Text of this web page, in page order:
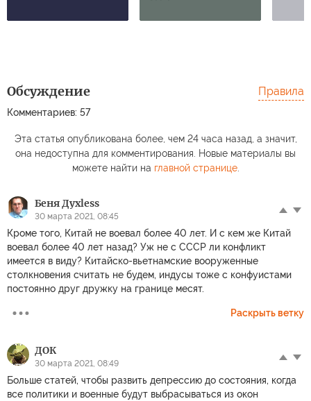
Обсуждение
Комментариев: 57
Правила
Эта статья опубликована более, чем 24 часа назад, а значит,
она недоступна для комментирования. Новые материалы вы
можете найти на главной странице.
Беня Духless
30 марта 2021, 08:45
Кроме того, Китай не воевал более 40 лет. И с кем же Китай
воевал более 40 лет назад? Уж не с СССР ли конфликт
имеется в виду? Китайско-вьетнамские вооруженные
столкновения считать не будем, индусы тоже с конфуистами
постоянно друг дружку на границе месят.
Раскрыть ветку
ДОК
30 марта 2021, 08:49
Больше статей, чтобы развить депрессию до состояния, когда
все политики и военные будут выбрасываться из окон